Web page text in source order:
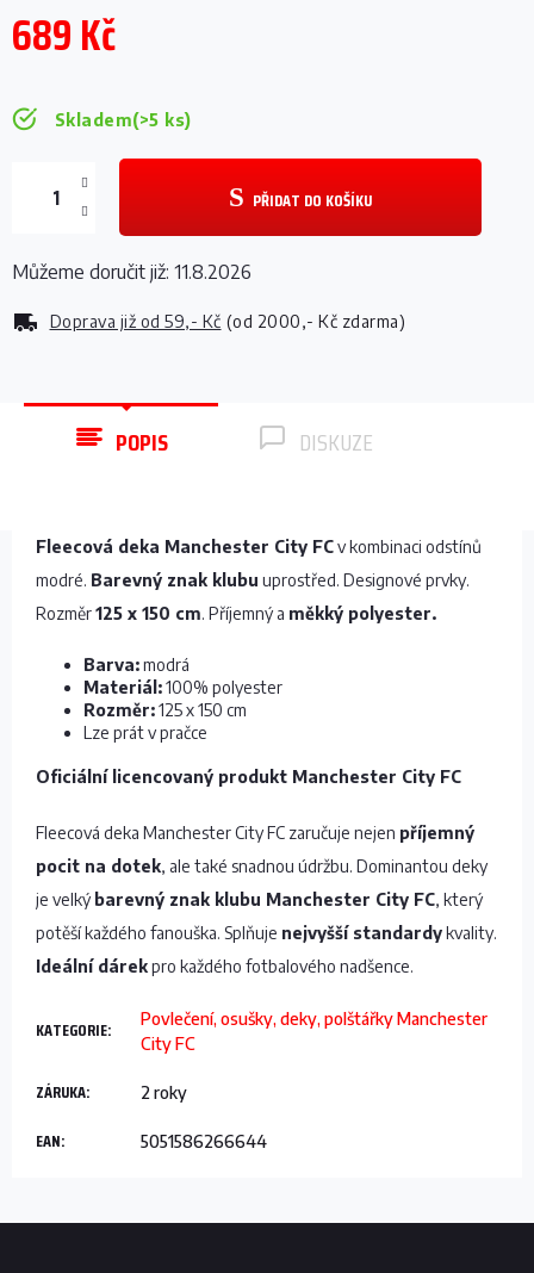
689 Kč
Skladem(>5 ks)
Doprava již od 59,- Kč (od 2000,- Kč zdarma)
PŘIDAT DO KOŠÍKU
Můžeme doručit již: 11.8.2026
POPIS DISKUZE
Fleecová deka Manchester City FCv kombinaci odstínů
modré. Barevný znak klubu uprostřed. Designové prvky.
Rozměr125 x 150 cm. Příjemný a měkký polyester.
Barva:modrá
Materiál:100% polyester
Rozměr:125 x 150 cm
Lze prát v pračce
Oficiální licencovaný produkt Manchester City FC
Fleecová deka Manchester City FC zaručuje nejen příjemný
pocit na dotek, ale také snadnou údržbu. Dominantou deky
je velký barevný znak klubu Manchester City FC, který
potěší každého fanouška. Splňuje nejvyšší standardykvality.
Ideální dárekpro každého fotbalového nadšence.
KATEGORIE:
Povlečení, osušky, deky, polštářky Manchester
City FC
ZÁRUKA: 2 roky
EAN: 5051586266644
Z